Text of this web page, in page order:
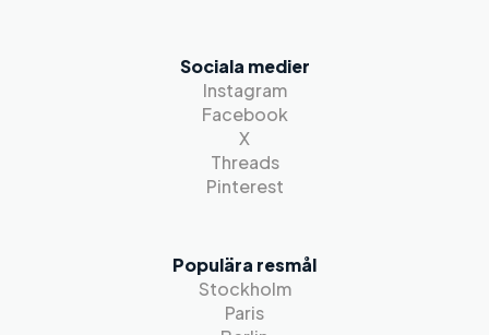
Sociala medier
Instagram
Facebook
X
Threads
Pinterest
Populära resmål
Stockholm
Paris